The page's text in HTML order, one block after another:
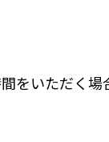
をいただく場